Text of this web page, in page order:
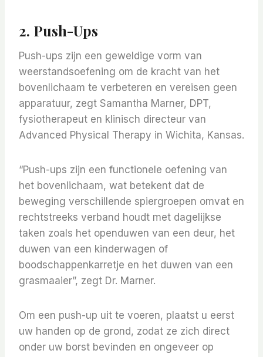
2. Push-Ups
Push-ups zijn een geweldige vorm van
weerstandsoefening om de kracht van het
bovenlichaam te verbeteren en vereisen geen
apparatuur, zegt Samantha Marner, DPT,
fysiotherapeut en klinisch directeur van
Advanced Physical Therapy in Wichita, Kansas.
“Push-ups zijn een functionele oefening van
het bovenlichaam, wat betekent dat de
beweging verschillende spiergroepen omvat en
rechtstreeks verband houdt met dagelijkse
taken zoals het openduwen van een deur, het
duwen van een kinderwagen of
boodschappenkarretje en het duwen van een
grasmaaier”, zegt Dr. Marner.
Om een ​​push-up uit te voeren, plaatst u eerst
uw handen op de grond, zodat ze zich direct
onder uw borst bevinden en ongeveer op